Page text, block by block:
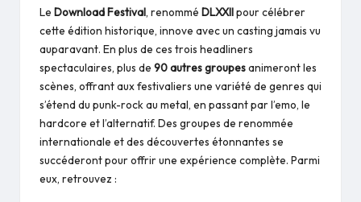
Le Download Festival, renommé DLXXIIpour célébrer
cette édition historique, innove avec un casting jamais vu
auparavant. En plus de ces trois headliners
spectaculaires, plus de 90 autres groupesanimeront les
scènes, offrant aux festivaliers une variété de genres qui
s’étend du punk-rock au metal, en passant par l’emo, le
hardcore et l’alternatif. Des groupes de renommée
internationale et des découvertes étonnantes se
succéderont pour offrir une expérience complète. Parmi
eux, retrouvez :